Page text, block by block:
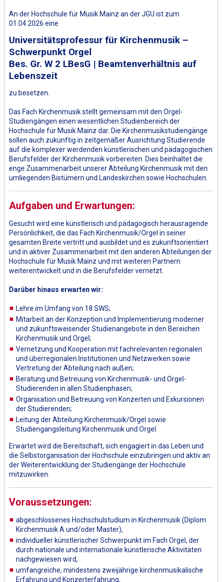
An der Hochschule für Musik Mainz an der JGU ist zum
01.04.2026 eine
Universitätsprofessur für Kirchenmusik –
Schwerpunkt Orgel
Bes. Gr. W 2 LBesG | Beamtenverhältnis auf
Lebenszeit
zu besetzen.
Das Fach Kirchenmusik stellt gemeinsam mit den Orgel-
Studiengängen einen wesentlichen Studienbereich der
Hochschule für Musik Mainz dar. Die Kirchenmusikstudiengänge
sollen auch zukünftig in zeitgemäßer Ausrichtung Studierende
auf die komplexer werdenden künstlerischen und pädagogischen
Berufsfelder der Kirchenmusik vorbereiten. Dies beinhaltet die
enge Zusammenarbeit unserer Abteilung Kirchenmusik mit den
umliegenden Bistümern und Landeskirchen sowie Hochschulen.
Aufgaben und Erwartungen:
Gesucht wird eine künstlerisch und pädagogisch herausragende
Persönlichkeit, die das Fach Kirchenmusik/Orgel in seiner
gesamten Breite vertritt und ausbildet und es zukunftsorientiert
und in aktiver Zusammenarbeit mit den anderen Abteilungen der
Hochschule für Musik Mainz und mit weiteren Partnern
weiterentwickelt und in die Berufsfelder vernetzt.
Darüber hinaus erwarten wir:
Lehre im Umfang von 18 SWS;
Mitarbeit an der Konzeption und Implementierung moderner
und zukunftsweisender Studienangebote in den Bereichen
Kirchenmusik und Orgel;
Vernetzung und Kooperation mit fachrelevanten regionalen
und überregionalen Institutionen und Netzwerken sowie
Vertretung der Abteilung nach außen;
Beratung und Betreuung von Kirchenmusik- und Orgel-
Studierenden in allen Studienphasen;
Organisation und Betreuung von Konzerten und Exkursionen
der Studierenden;
Leitung der Abteilung Kirchenmusik/Orgel sowie
Studiengangsleitung Kirchenmusik und Orgel.
Erwartet wird die Bereitschaft, sich engagiert in das Leben und
die Selbstorganisation der Hochschule einzubringen und aktiv an
der Weiterentwicklung der Studiengänge der Hochschule
mitzuwirken.
Voraussetzungen:
abgeschlossenes Hochschulstudium in Kirchenmusik (Diplom
Kirchenmusik A und/oder Master),
individueller künstlerischer Schwerpunkt im Fach Orgel, der
durch nationale und internationale künstlerische Aktivitäten
nachgewiesen wird,
umfangreiche, mindestens zweijährige kirchenmusikalische
Erfahrung und Konzerterfahrung,